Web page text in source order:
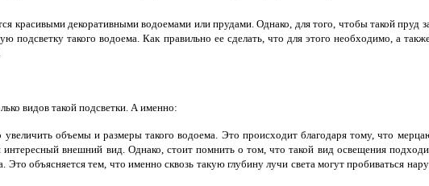
красивыми декоративными водоемами или прудами. Однако, для того, чтобы такой пруд
подсветку такого водоема. Как правильно ее сделать, что для этого необходимо, а
видов такой подсветки. А именно:
увеличить объемы и размеры такого водоема. Это происходит благодаря тому, что
внешний вид. Однако, стоит помнить о том, что такой вид освещения
объясняется тем, что именно сквозь такую глубину лучи света могут пробиваться